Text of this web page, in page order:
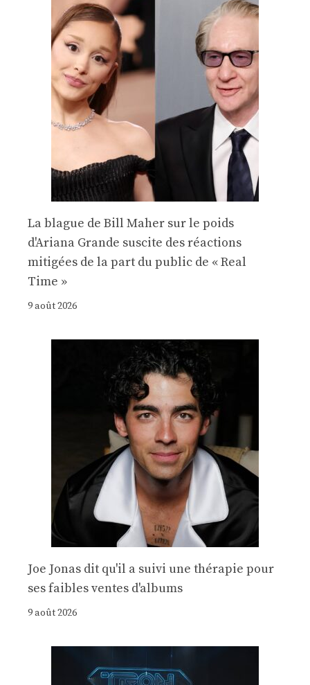
La blague de Bill Maher sur le poids
d'Ariana Grande suscite des réactions
mitigées de la part du public de « Real
Time »
9 août 2026
Joe Jonas dit qu'il a suivi une thérapie pour
ses faibles ventes d'albums
9 août 2026